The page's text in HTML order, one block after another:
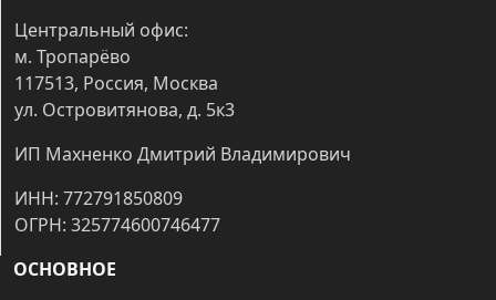
Центральный офис:
м. Тропарёво
117513, Россия, Москва
ул. Островитянова, д. 5к3
ИП Махненко Дмитрий Владимирович
ИНН: 772791850809
ОГРН: 325774600746477
ОСНОВНОЕ